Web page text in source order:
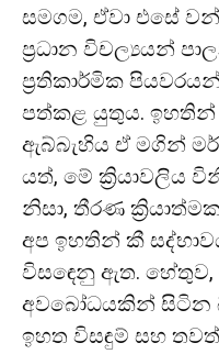
සමගම, ඒවා එසේ
ප්‍රධාන විචල්‍යයන්
ප්‍රතිකාර්මික
පත්කළ යුතුය.
ඇබ්බැහිය ඒ මගින්
යත්, මේ ක්‍රියාවලිය
නිසා, තීරණ
අප ඉහතින් කී
විසඳෙනු ඇත. හේතුව,
අවබෝධයකින් සිටින
ඉහත විසඳුම් සහ